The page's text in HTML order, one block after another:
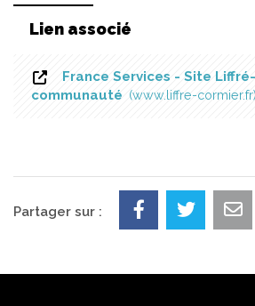
Lien associé
France Services - Site
communauté
www.liffre-cormier.fr
Partager sur :